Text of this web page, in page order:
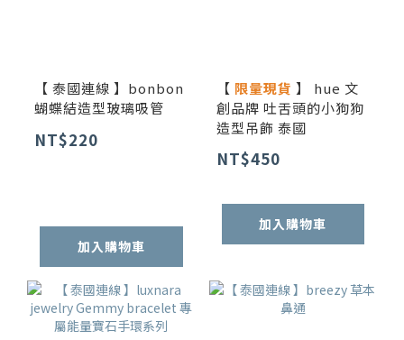
【 泰國連線 】bonbon
蝴蝶結造型玻璃吸管
NT$220
加入購物車
【 限量現貨 】 hue 文
創品牌 吐舌頭的小狗狗
造型吊飾 泰國
NT$450
加入購物車